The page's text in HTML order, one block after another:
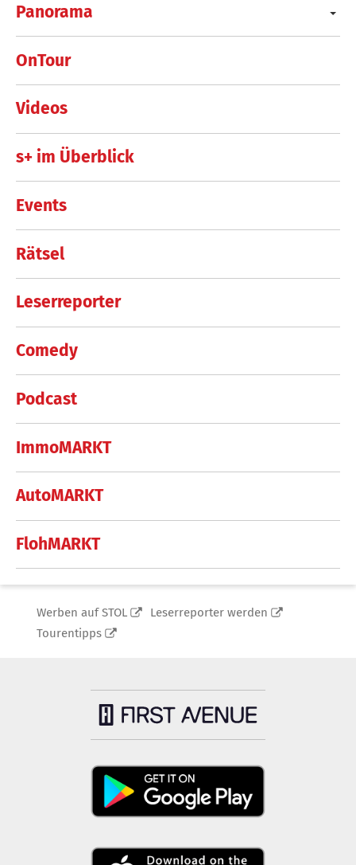
Panorama
OnTour
Videos
s+ im Überblick
Events
Rätsel
Leserreporter
Comedy
Podcast
ImmoMARKT
AutoMARKT
FlohMARKT
Werben auf STOL
Leserreporter werden
Tourentipps